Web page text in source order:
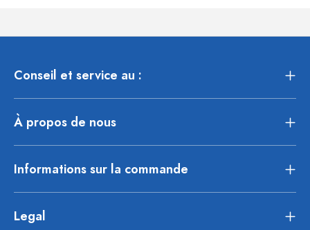
Conseil et service au :
À propos de nous
Informations sur la commande
Legal